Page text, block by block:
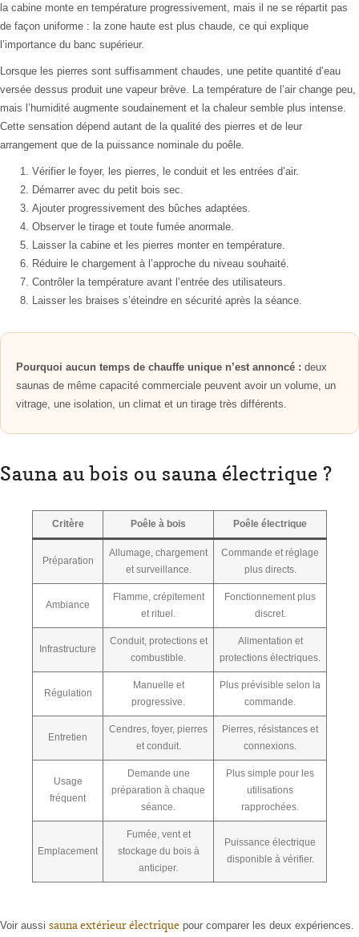
la cabine monte en température progressivement, mais il ne se répartit pas
de façon uniforme : la zone haute est plus chaude, ce qui explique
l’importance du banc supérieur.
Lorsque les pierres sont suffisamment chaudes, une petite quantité d’eau
versée dessus produit une vapeur brève. La température de l’air change peu,
mais l’humidité augmente soudainement et la chaleur semble plus intense.
Cette sensation dépend autant de la qualité des pierres et de leur
arrangement que de la puissance nominale du poêle.
Vérifier le foyer, les pierres, le conduit et les entrées d’air.
Démarrer avec du petit bois sec.
Ajouter progressivement des bûches adaptées.
Observer le tirage et toute fumée anormale.
Laisser la cabine et les pierres monter en température.
Réduire le chargement à l’approche du niveau souhaité.
Contrôler la température avant l’entrée des utilisateurs.
Laisser les braises s’éteindre en sécurité après la séance.
Pourquoi aucun temps de chauffe unique n’est annoncé : deux
saunas de même capacité commerciale peuvent avoir un volume, un
vitrage, une isolation, un climat et un tirage très différents.
Sauna au bois ou sauna électrique ?
Critère Poêle à bois Poêle électrique
Préparation
Allumage, chargement
et surveillance.
Commande et réglage
plus directs.
Ambiance
Flamme, crépitement
et rituel.
Fonctionnement plus
discret.
Infrastructure
Conduit, protections et
combustible.
Alimentation et
protections électriques.
Régulation
Manuelle et
progressive.
Plus prévisible selon la
commande.
Entretien
Cendres, foyer, pierres
et conduit.
Pierres, résistances et
connexions.
Usage
fréquent
Demande une
préparation à chaque
séance.
Plus simple pour les
utilisations
rapprochées.
Emplacement
Fumée, vent et
stockage du bois à
anticiper.
Puissance électrique
disponible à vérifier.
Voir aussi sauna extérieur électrique pour comparer les deux expériences.